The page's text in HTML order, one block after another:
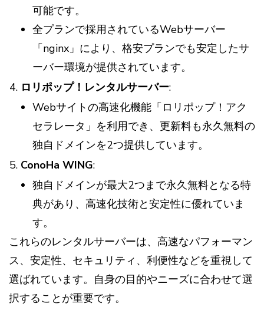
可能です。
全プランで採用されているWebサーバー
「nginx」により、格安プランでも安定したサ
ーバー環境が提供されています。
ロリポップ！レンタルサーバー:
Webサイトの高速化機能「ロリポップ！アク
セラレータ」を利用でき、更新料も永久無料の
独自ドメインを2つ提供しています。
ConoHa WING:
独自ドメインが最大2つまで永久無料となる特
典があり、高速化技術と安定性に優れていま
す。
これらのレンタルサーバーは、高速なパフォーマン
ス、安定性、セキュリティ、利便性などを重視して
選ばれています。自身の目的やニーズに合わせて選
択することが重要です​​​​​​​​​​。